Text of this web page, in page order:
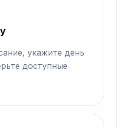
укажите день
доступные